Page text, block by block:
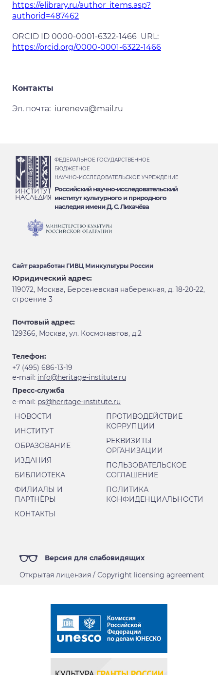
https://elibrary.ru/author_items.asp?
authorid=487462
ORCID ID 0000-0001-6322-1466 URL:
https://orcid.org/0000-0001-6322-1466
Контакты
Эл. почта: iureneva@mail.ru
ФЕДЕРАЛЬНОЕ ГОСУДАРСТВЕННОЕ
БЮДЖЕТНОЕ
НАУЧНО-ИССЛЕДОВАТЕЛЬСКОЕ УЧРЕЖДЕНИЕ
Российский научно-исследовательский
институт культурного и природного
наследия имени Д. С. Лихачёва
Сайт разработан ГИВЦ Минкультуры России
Юридический адрес:
119072, Москва, Берсеневская набережная, д. 18-20-22,
строение 3
Почтовый адрес:
129366, Москва, ул. Космонавтов, д.2
Телефон:
+7 (495) 686-13-19
е-mail: info@heritage-institute.ru
Пресс-служба
е-mail: ps@heritage-institute.ru
НОВОСТИ
ИНСТИТУТ
ОБРАЗОВАНИЕ
ИЗДАНИЯ
БИБЛИОТЕКА
ФИЛИАЛЫ И
ПАРТНЁРЫ
КОНТАКТЫ
ПРОТИВОДЕЙСТВИЕ
КОРРУПЦИИ
РЕКВИЗИТЫ
ОРГАНИЗАЦИИ
ПОЛЬЗОВАТЕЛЬСКОЕ
СОГЛАШЕНИЕ
ПОЛИТИКА
КОНФИДЕНЦИАЛЬНОСТИ
Версия для слабовидящих
Открытая лицензия / Copyright licensing agreement